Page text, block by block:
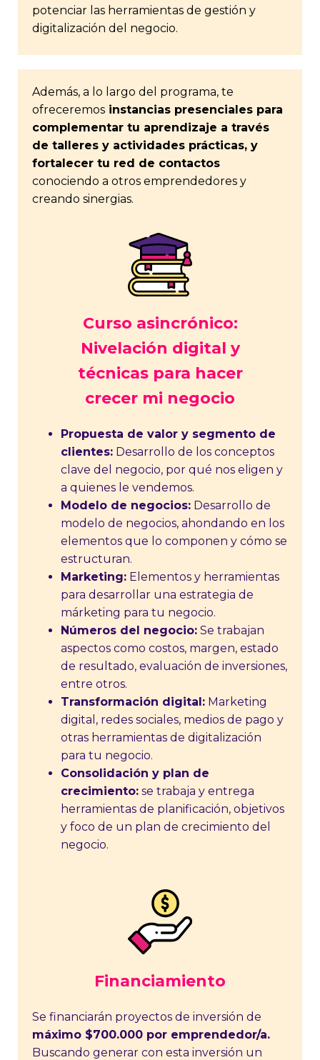
potenciar las herramientas de gestión y
digitalización del negocio.
Además, a lo largo del programa, te
ofreceremos instancias presenciales para
complementar tu aprendizaje a través
de talleres y actividades prácticas, y
fortalecer tu red de contactos
conociendo a otros emprendedores y
creando sinergias.
Curso asincrónico:
Nivelación digital y
técnicas para hacer
crecer mi negocio
Propuesta de valor y segmento de
clientes: Desarrollo de los conceptos
clave del negocio, por qué nos eligen y
a quienes le vendemos.
Modelo de negocios: Desarrollo de
modelo de negocios, ahondando en los
elementos que lo componen y cómo se
estructuran.
Marketing: Elementos y herramientas
para desarrollar una estrategia de
márketing para tu negocio.
Números del negocio: Se trabajan
aspectos como costos, margen, estado
de resultado, evaluación de inversiones,
entre otros.
Transformación digital: Marketing
digital, redes sociales, medios de pago y
otras herramientas de digitalización
para tu negocio.
Consolidación y plan de
crecimiento: se trabaja y entrega
herramientas de planificación, objetivos
y foco de un plan de crecimiento del
negocio.
Financiamiento
Se financiarán proyectos de inversión de
máximo $700.000 por emprendedor/a.
Buscando generar con esta inversión un